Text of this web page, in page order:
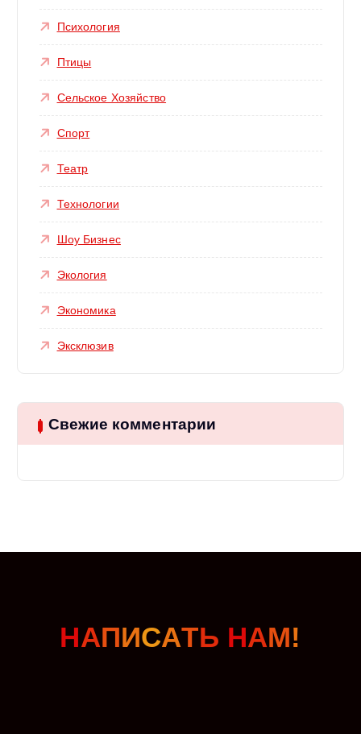
Психология
Птицы
Сельское Хозяйство
Спорт
Театр
Технологии
Шоу Бизнес
Экология
Экономика
Эксклюзив
Свежие комментарии
НАПИСАТЬ НАМ!